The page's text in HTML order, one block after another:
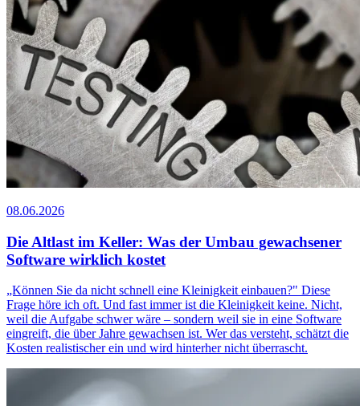
08.06.2026
Die Altlast im Keller: Was der Umbau gewachsener
Software wirklich kostet
„Können Sie da nicht schnell eine Kleinigkeit einbauen?" Diese
Frage höre ich oft. Und fast immer ist die Kleinigkeit keine. Nicht,
weil die Aufgabe schwer wäre – sondern weil sie in eine Software
eingreift, die über Jahre gewachsen ist. Wer das versteht, schätzt die
Kosten realistischer ein und wird hinterher nicht überrascht.